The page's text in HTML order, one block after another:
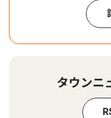
タウンニ